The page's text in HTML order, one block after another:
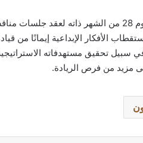
وقد حدد ديوان المظالم يوم 23 يناير 2026م موعدًا للإعلان عن الفرق النهائية، ويوم 28 من الشهر ذاته لعقد
الأفكار الإبداعية إيمانًا من
في سبيل تحقيق مستهدفاته
مزيد من فرص الريادة.